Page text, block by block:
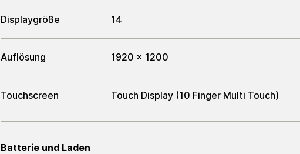
Displaygröße 14
Auflösung 1920 x 1200
Touchscreen Touch Display (10 Finger Multi Touch)
Batterie und Laden